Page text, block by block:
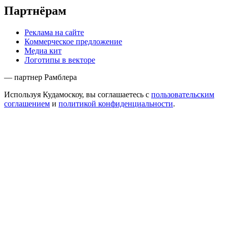
Партнёрам
Реклама на сайте
Коммерческое предложение
Медиа кит
Логотипы в векторе
— партнер Рамблера
Используя Кудамоскоу, вы соглашаетесь с пользовательским
соглашением и политикой конфиденциальности.